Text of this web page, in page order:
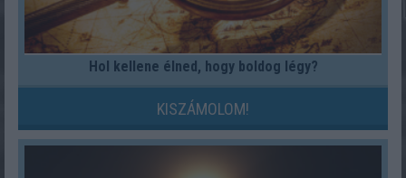
Hol kellene élned, hogy boldog légy?
KISZÁMOLOM!